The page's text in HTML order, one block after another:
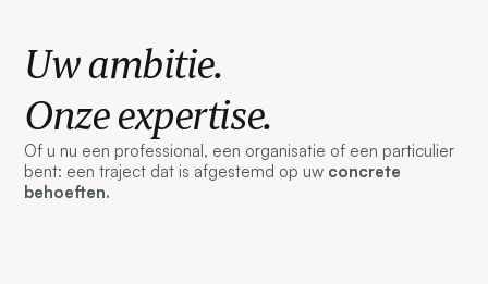
Uw ambitie.
Onze expertise.
Of u nu een professional, een organisatie of een particulier
bent: een traject dat is afgestemd op uw concrete
behoeften.